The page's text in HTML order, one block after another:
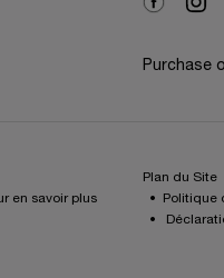
Purchase
en savoir plus
Plan du Site
Politique